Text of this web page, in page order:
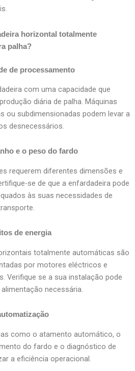
horizontal totalmente
palha?
de processamento
com uma capacidade que
diária de palha. Máquinas
ou subdimensionadas podem levar a
desnecessários.
e o peso do fardo
requerem diferentes dimensões e
se de que a enfardadeira pode
às suas necessidades de
de energia
totalmente automáticas são
por motores eléctricos e
Verifique se a sua instalação pode
necessária.
como o atamento automático, o
do fardo e o diagnóstico de
a eficiência operacional.